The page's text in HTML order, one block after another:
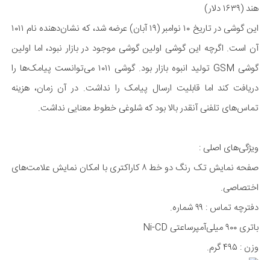
هند (۱۶۳۹ دلار)
این گوشی در تاریخ ۱۰ نوامبر (۱۹ آبان) عرضه شد، که نشان‌دهنده نام ۱۰۱۱
آن است. اگرچه این گوشی اولین گوشی موجود در بازار نبود، اما اولین
گوشی GSM تولید انبوه بازار بود. گوشی ۱۰۱۱ می‌توانست پیامک‌ها را
دریافت کند اما قابلیت ارسال پیامک را نداشت. در آن زمان، هزینه
تماس‌های تلفنی آنقدر بالا بود که شلوغی خطوط معنایی نداشت.
ویژگی‌های اصلی :
صفحه نمایش تک رنگ دو خط ۸ کاراکتری با امکان نمایش علامت‌های
اختصاصی.
دفترچه تماس : ۹۹ شماره.
باتری ۹۰۰ میلی‌آمپر‌ساعتی Ni-CD
وزن : ۴۹۵ گرم.